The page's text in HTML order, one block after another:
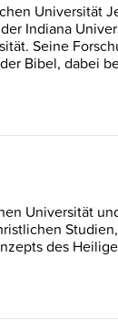
Universität
Indiana
Seine
Bibel, dabei
Universität
des